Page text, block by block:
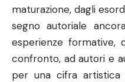
maturazione, dagli
segno autoriale
esperienze formative,
confronto, ad autori e
per una cifra artistica